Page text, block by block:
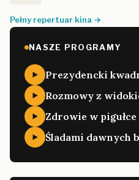
Pełny repertuar kina →
NASZE PROGRAMY
Prezydencki
Rozmowy z
Zdrowie w pigułce
Śladami dawnych